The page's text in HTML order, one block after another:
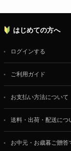
はじめての方へ
ログインする
ご利用ガイド
お支払い方法について
送料・出荷・配送につ
お中元・お歳暮ご贈答